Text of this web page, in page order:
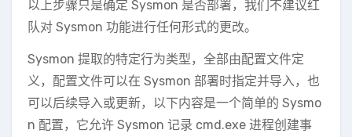
以上步骤只是确定 Sysmon 是否部署，我们不建议红
队对 Sysmon 功能进行任何形式的更改。
Sysmon 提取的特定行为类型，全部由配置文件定
义，配置文件可以在 Sysmon 部署时指定并导入，也
可以后续导入或更新，以下内容是一个简单的 Sysmo
n 配置，它允许 Sysmon 记录 cmd.exe 进程创建事